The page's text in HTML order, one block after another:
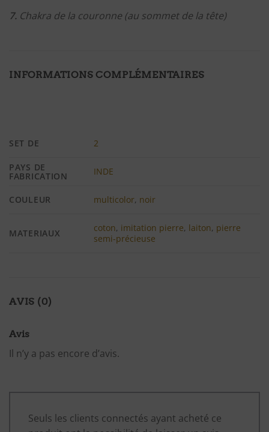
7. Chakra de la couronne (au sommet de la tête)
INFORMATIONS COMPLÉMENTAIRES
SET DE 2
PAYS DE
FABRICATION INDE
COULEUR multicolor, noir
MATERIAUX coton, imitation pierre, laiton, pierre
semi-précieuse
AVIS (0)
Avis
Il n’y a pas encore d’avis.
Seuls les clients connectés ayant acheté ce